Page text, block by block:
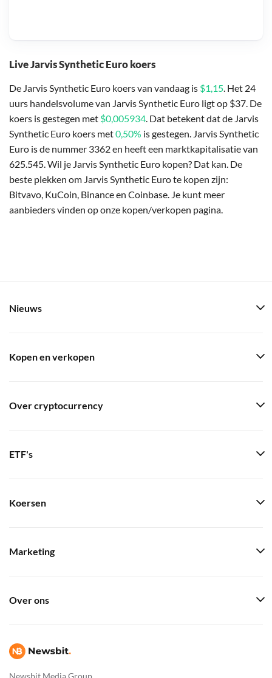
Live Jarvis Synthetic Euro koers
De Jarvis Synthetic Euro koers van vandaag is $1,15. Het 24
uurs handelsvolume van Jarvis Synthetic Euro ligt op $37. De
koers is gestegen met $0,005934. Dat betekent dat de Jarvis
Synthetic Euro koers met0,50% is gestegen. Jarvis Synthetic
Euro is de nummer 3362 en heeft een marktkapitalisatie van
625.545. Wil je Jarvis Synthetic Euro kopen? Dat kan. De
beste plekken om Jarvis Synthetic Euro te kopen zijn:
Bitvavo, KuCoin, Binance en Coinbase. Je kunt meer
aanbieders vinden op onze kopen/verkopen pagina.
Newsbit Media Group
Nieuws
Kopen en verkopen
Over cryptocurrency
ETF's
Koersen
Marketing
Over ons